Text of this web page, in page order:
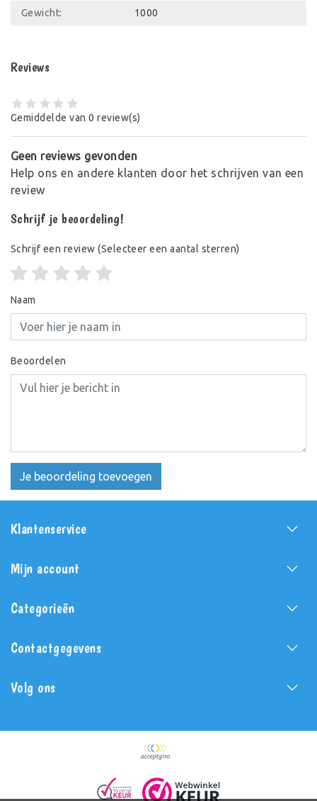
Gewicht: 1000
Reviews
Gemiddelde van 0 review(s)
Geen reviews gevonden
Help ons en andere klanten door het schrijven van een
review
Schrijf je beoordeling!
Schrijf een review (Selecteer een aantal sterren)
Naam
Beoordelen
Je beoordeling toevoegen
Klantenservice
Mijn account
Categorieën
Contactgegevens
Volg ons